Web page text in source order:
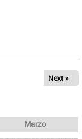
Next »
Marzo